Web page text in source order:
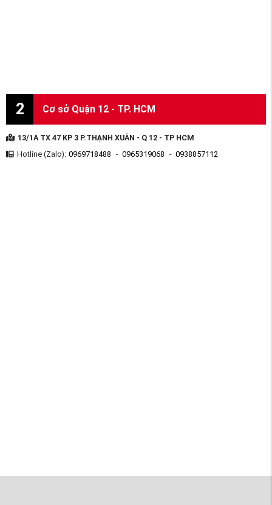
2 Cơ sở Quận 12 - TP. HCM
13/1A TX 47 KP 3 P.THẠNH XUÂN - Q 12 - TP HCM
Hotline (Zalo): 0969718488 - 0965319068 - 0938857112